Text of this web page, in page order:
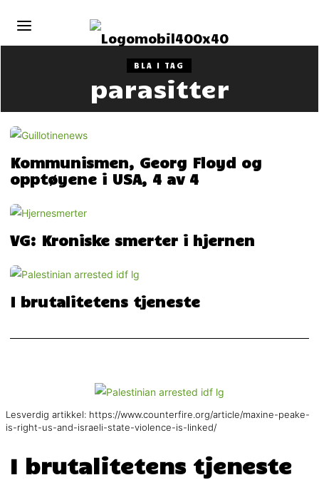
BLA I TAG
parasitter
Kommunismen, Georg Floyd og
opptøyene i USA, 4 av 4
VG: Kroniske smerter i hjernen
I brutalitetens tjeneste
Lesverdig artikkel: https://www.counterfire.org/article/maxine-peake-
is-right-us-and-israeli-state-violence-is-linked/
I brutalitetens tjeneste